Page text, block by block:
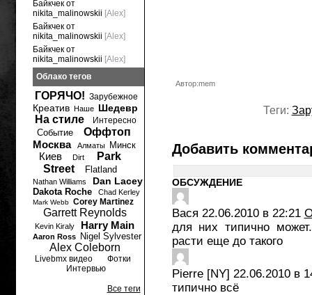
Автор:mem
Теги:
Добавить
ОБСУЖДЕНИЕ
Вася 22.06.2010 в 22:21
для них типично
расти еще до такого
Pierre [NY] 22.06.2010 в
типично всё
Байкчек от
nikita_malinowskii [Alex]
Байкчек от
nikita_malinowskii [Alex]
Байкчек от
nikita_malinowskii [Alex]
Облако тегов
ГОРЯЧО! Зарубежное
Креатив Наше Шедевр
На стиле Интересно
Событие
Оффтоп
Москва
Алматы Минск
Киев Dirt
Park
Street
Flatland
Nathan Williams Dan Lacey
Dakota Roche Chad Kerley
Mark Webb Corey Martinez
Garrett Reynolds
Kevin Kiraly Harry Main
Aaron Ross Nigel Sylvester
Alex Coleborn
Livebmx видео
Фотки
Интервью
Все теги